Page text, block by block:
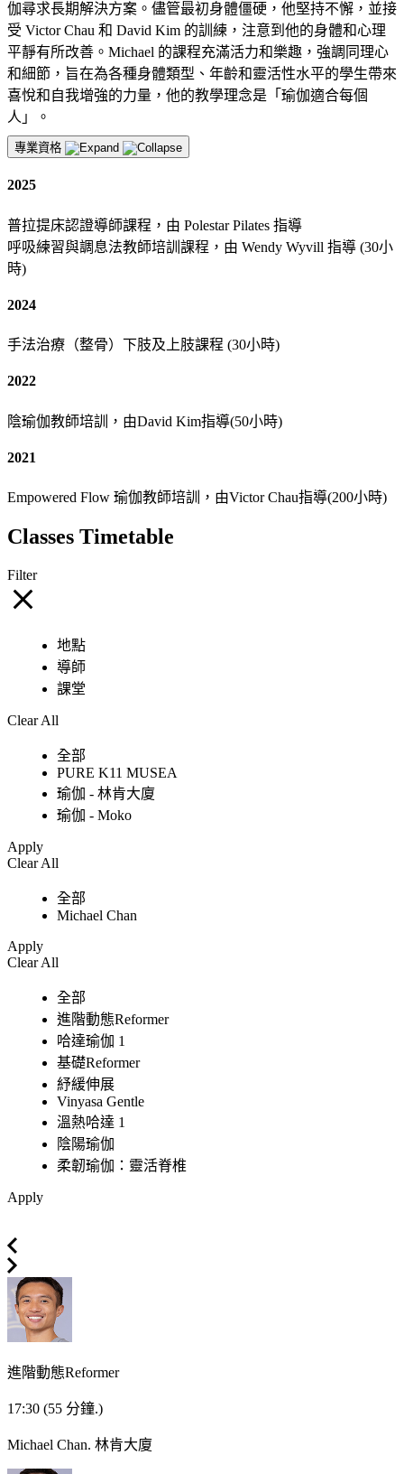
伽尋求長期解決方案。儘管最初身體僵硬，他堅持不懈，並接
受 Victor Chau 和 David Kim 的訓練，注意到他的身體和心理
平靜有所改善。Michael 的課程充滿活力和樂趣，強調同理心
和細節，旨在為各種身體類型、年齡和靈活性水平的學生帶來
喜悅和自我增強的力量，他的教學理念是「瑜伽適合每個
人」。
專業資格
2025
普拉提床認證導師課程，由 Polestar Pilates 指導
呼吸練習與調息法教師培訓課程，由 Wendy Wyvill 指導 (30小
時)
2024
手法治療（整骨）下肢及上肢課程 (30小時)
2022
陰瑜伽教師培訓，由David Kim指導(50小時)
2021
Empowered Flow 瑜伽教師培訓，由Victor Chau指導(200小時)
Classes Timetable
Filter
地點
導師
課堂
Clear All
全部
PURE K11 MUSEA
瑜伽 - 林肯大廈
瑜伽 - Moko
Apply
Clear All
全部
Michael Chan
Apply
Clear All
全部
進階動態Reformer
哈達瑜伽 1
基礎Reformer
紓緩伸展
Vinyasa Gentle
溫熱哈達 1
陰陽瑜伽
柔韌瑜伽：靈活脊椎
Apply
進階動態Reformer
17:30 (55 分鐘.)
Michael Chan. 林肯大廈